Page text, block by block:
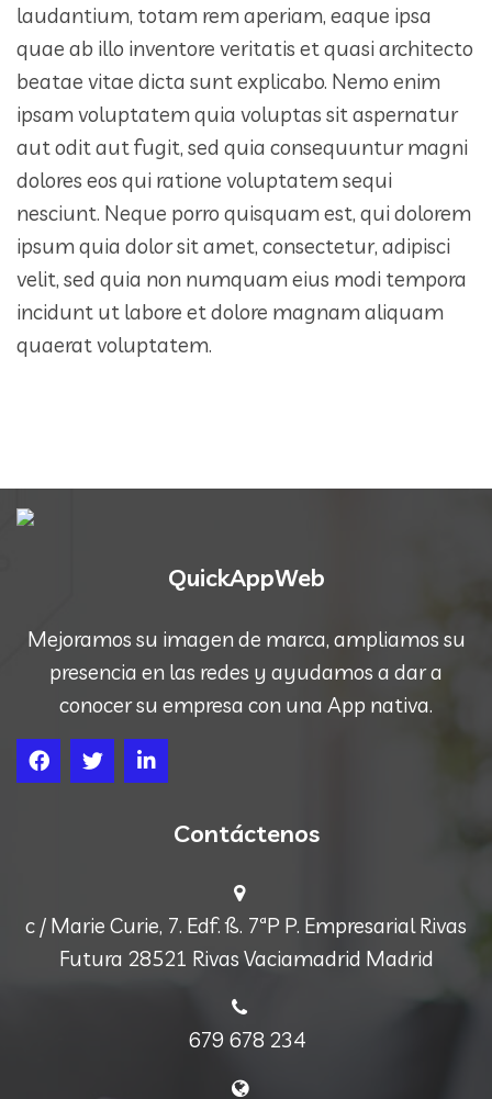
laudantium, totam rem aperiam, eaque ipsa
quae ab illo inventore veritatis et quasi architecto
beatae vitae dicta sunt explicabo. Nemo enim
ipsam voluptatem quia voluptas sit aspernatur
aut odit aut fugit, sed quia consequuntur magni
dolores eos qui ratione voluptatem sequi
nesciunt. Neque porro quisquam est, qui dolorem
ipsum quia dolor sit amet, consectetur, adipisci
velit, sed quia non numquam eius modi tempora
incidunt ut labore et dolore magnam aliquam
quaerat voluptatem.
QuickAppWeb
Mejoramos su imagen de marca, ampliamos su
presencia en las redes y ayudamos a dar a
conocer su empresa con una App nativa.
Contáctenos
c / Marie Curie, 7. Edf. ß. 7ªP P. Empresarial Rivas
Futura 28521 Rivas Vaciamadrid Madrid
679 678 234